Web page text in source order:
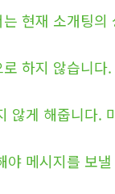
현재 소개팅의
하지 않습니다.
않게 해줍니다.
야 메시지를 보